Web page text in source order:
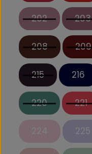
202 203
208 209
215 216
220 221
224 225